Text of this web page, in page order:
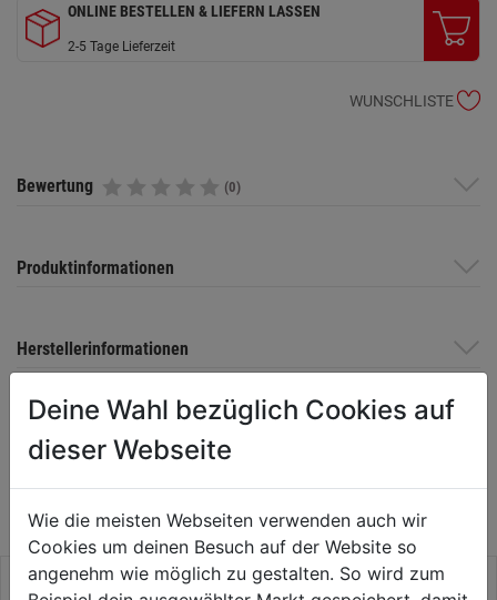
ONLINE BESTELLEN & LIEFERN LASSEN
2-5 Tage Lieferzeit
WUNSCHLISTE
Bewertung (0)
Produktinformationen
Herstellerinformationen
WEITERE PRODUKTE AUS DIESER
KATEGORIE
Deine Wahl bezüglich Cookies auf
dieser Webseite
Wie die meisten Webseiten verwenden auch wir
Cookies um deinen Besuch auf der Website so
angenehm wie möglich zu gestalten. So wird zum